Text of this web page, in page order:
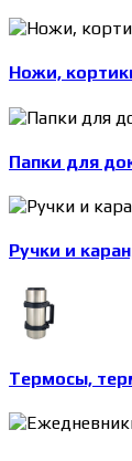
Ножи,
Папки для
Ручки и
Термосы,